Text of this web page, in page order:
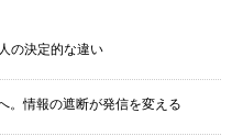
の決定的な違い
。情報の遮断が発信を変える